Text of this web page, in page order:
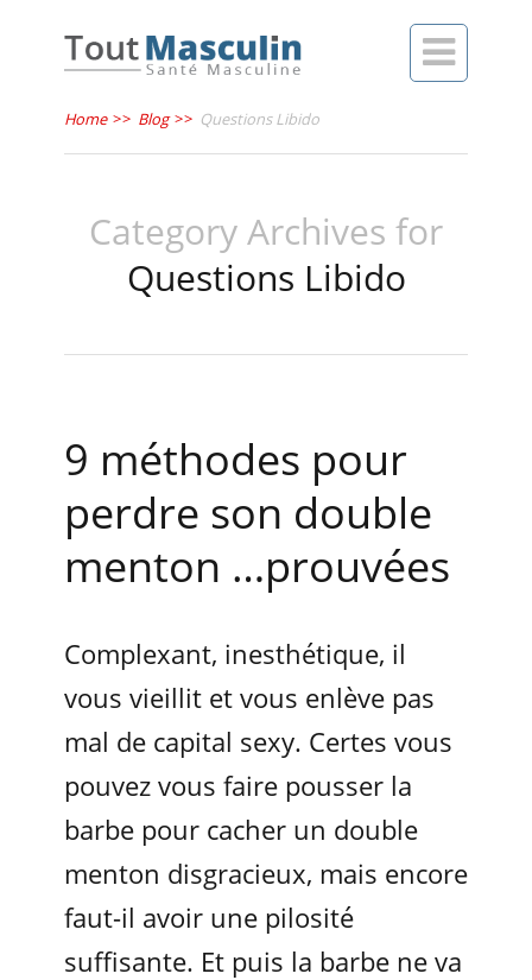

Home >> Blog >> Questions Libido
Category Archives for
Questions Libido
9 méthodes pour
perdre son double
menton …prouvées
Complexant, inesthétique, il
vous vieillit et vous enlève pas
mal de capital sexy. Certes vous
pouvez vous faire pousser la
barbe pour cacher un double
menton disgracieux, mais encore
faut-il avoir une pilosité
suffisante. Et puis la barbe ne va